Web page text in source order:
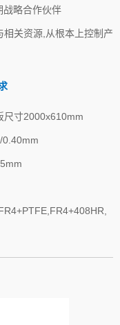
战略合作伙伴
关资源,从根本上控制产
尺寸2000x610mm
0.40mm